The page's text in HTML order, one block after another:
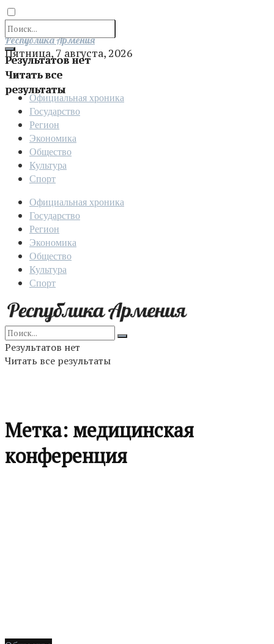
Результатов нет
Читать все
результаты
Отправить
Республика Армения
Пятница, 7 августа, 2026
Официальная хроника
Государство
Регион
Экономика
Общество
Культура
Спорт
Официальная хроника
Государство
Регион
Экономика
Общество
Культура
Спорт
Результатов нет
Читать все результаты
Метка: медицинская
конференция